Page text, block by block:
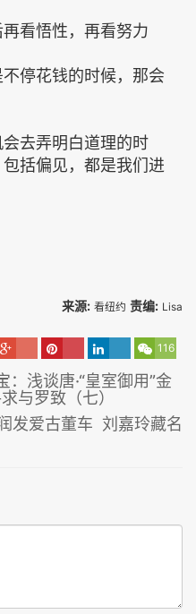
看悟性，再看努力
停花钱的时候，那会
去弄明白道理的时
括偏见，都是我们进
来源: 看纽约 责编: Lisa
116
浅谈唐·“皇室御用”金
与罗致（七）
发爱古董车 刘嘉玲藏名